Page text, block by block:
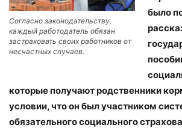
Согласно законодательству,
каждый работодатель обязан
застраховать своих работников от
несчастных случаев.
было
которые получают родственники
условии, что он был участником
обязательного социального